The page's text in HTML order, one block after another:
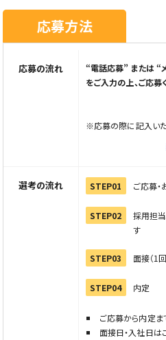
応募方法
応募の流れ
“電話応募” または “
をご入力の上、ご応募
※応募の際に記入い
使用し第三者への開
※メール応募の場合は
※電話でご応募の際は
えください
選考の流れ STEP01 ご応募
STEP02
採用担
す
STEP03 面接（1
STEP04 内定
ご応募から内定
面接日・入社日は